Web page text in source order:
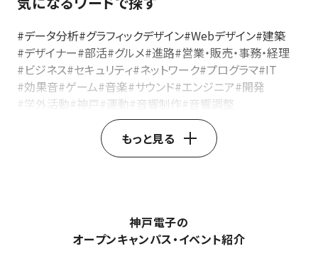
#データ分析#グラフィックデザイン#Webデザイン#建築
#デザイナー#部活#グルメ#進路#営業・販売・事務・経理
#ビジネス#セキュリティ#ネットワーク#プログラマ#IT
#効果音#ゲーム#音楽#サウンド#エンジニア#開発
#学外活動#神戸#運動#音響制作#音響調整
#音響ディレクター#イベント音響
#レコーディングエンジニア#音響ミキサー
#ライブ音響#音響エンジニア
#ストーリーテリング
#動画マーケティング#YouTube動画制作
もっと見る
神戸電子の
オープンキャンパス・イベント紹介